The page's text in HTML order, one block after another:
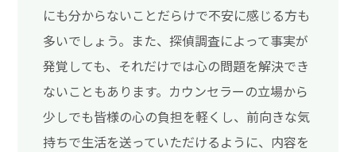
にも分からないことだらけで不安に感じる方も
多いでしょう。また、探偵調査によって事実が
発覚しても、それだけでは心の問題を解決でき
ないこともあります。カウンセラーの立場から
少しでも皆様の心の負担を軽くし、前向きな気
持ちで生活を送っていただけるように、内容を